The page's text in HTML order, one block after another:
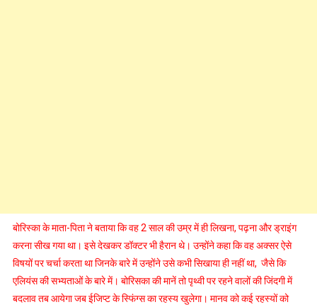
बोरिस्का के माता-पिता ने बताया कि वह 2 साल की उम्र में ही लिखना, पढ़ना और ड्राइंग
करना सीख गया था। इसे देखकर डॉक्टर भी हैरान थे। उन्होंने कहा कि वह अक्सर ऐसे
विषयों पर चर्चा करता था जिनके बारे में उन्होंने उसे कभी सिखाया ही नहीं था, जैसे कि
एलियंस की सभ्यताओं के बारे में। बोरिसका की मानें तो पृथ्‍वी पर रहने वालों की जिंदगी में
बदलाव तब आयेगा जब ईजिप्‍ट के स्‍फिंग्‍स का रहस्‍य खुलेगा। मानव को कई रहस्‍यों को